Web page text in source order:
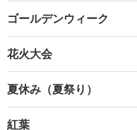
ゴールデンウィーク
花火大会
夏休み（夏祭り）
紅葉